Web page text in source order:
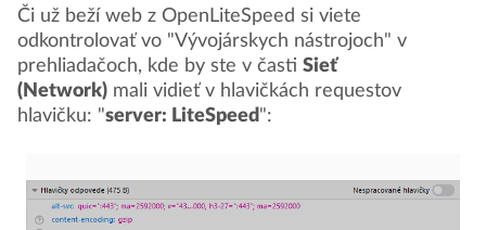
Či už beží web z OpenLiteSpeed si viete
odkontrolovať vo "Vývojárskych nástrojoch" v
prehliadačoch, kde by ste v časti Sieť
(Network) mali vidieť v hlavičkách requestov
hlavičku: "server: LiteSpeed ":